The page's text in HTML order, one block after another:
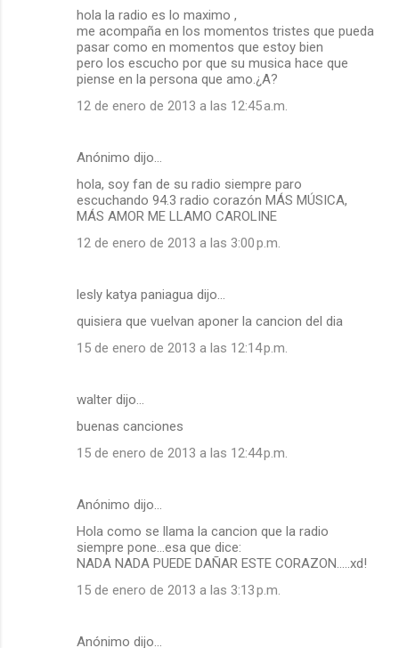
hola la radio es lo maximo ,
me acompaña en los momentos tristes que pueda
pasar como en momentos que estoy bien
pero los escucho por que su musica hace que
piense en la persona que amo.¿A?
12 de enero de 2013 a las 12:45 a.m.
Anónimo dijo…
hola, soy fan de su radio siempre paro
escuchando 94.3 radio corazón MÁS MÚSICA,
MÁS AMOR ME LLAMO CAROLINE
12 de enero de 2013 a las 3:00 p.m.
lesly katya paniagua dijo…
quisiera que vuelvan aponer la cancion del dia
15 de enero de 2013 a las 12:14 p.m.
walter dijo…
buenas canciones
15 de enero de 2013 a las 12:44 p.m.
Anónimo dijo…
Hola como se llama la cancion que la radio
siempre pone...esa que dice:
NADA NADA PUEDE DAÑAR ESTE CORAZON.....xd!
15 de enero de 2013 a las 3:13 p.m.
Anónimo dijo…